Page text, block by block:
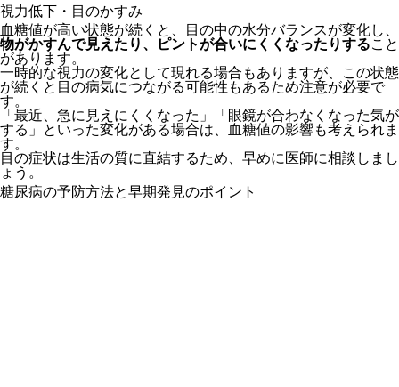
視力低下・目のかすみ
血糖値が高い状態が続くと、目の中の水分バランスが変化し、
物がかすんで見えたり、ピントが合いにくくなったりすること
があります。
一時的な視力の変化として現れる場合もありますが、この状態
が続くと目の病気につながる可能性もあるため注意が必要で
す。
「最近、急に見えにくくなった」「眼鏡が合わなくなった気が
する」といった変化がある場合は、血糖値の影響も考えられま
す。
目の症状は生活の質に直結するため、早めに医師に相談しまし
ょう。
糖尿病の予防方法と早期発見のポイント